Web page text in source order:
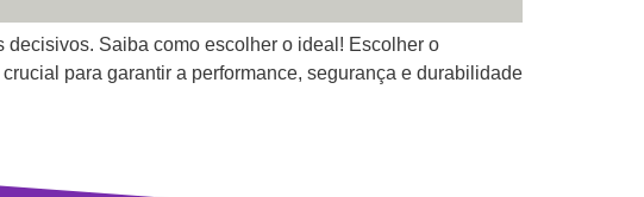
Saiba como escolher o ideal! Escolher o
para garantir a performance, segurança e durabilidade